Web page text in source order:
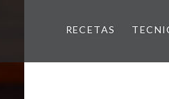
RECETAS